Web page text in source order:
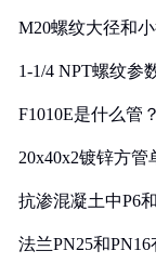
M20螺纹大径和
1-1/4 NPT螺纹参
F1010E是什么管
20x40x2镀锌方
抗渗混凝土中P6
法兰PN25和PN16